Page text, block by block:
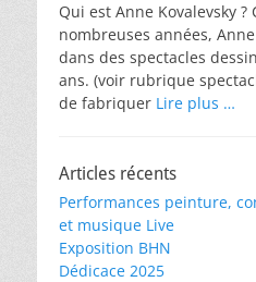
Qui est Anne Kovalevsky
nombreuses années,
dans des spectacles
ans. (voir rubrique
de fabriquer Lire plus …
Articles récents
Performances peinture,
et musique Live
Exposition BHN
Dédicace 2025